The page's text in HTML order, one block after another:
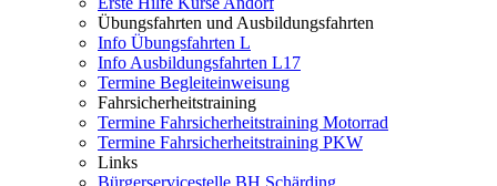
Übungsfahrten und Ausbildungsfahrten
Info Übungsfahrten L
Info Ausbildungsfahrten L17
Termine Begleiteinweisung
Fahrsicherheitstraining
Termine Fahrsicherheitstraining Motorrad
Termine Fahrsicherheitstraining PKW
Links
Bürgerservicestelle BH Schärding